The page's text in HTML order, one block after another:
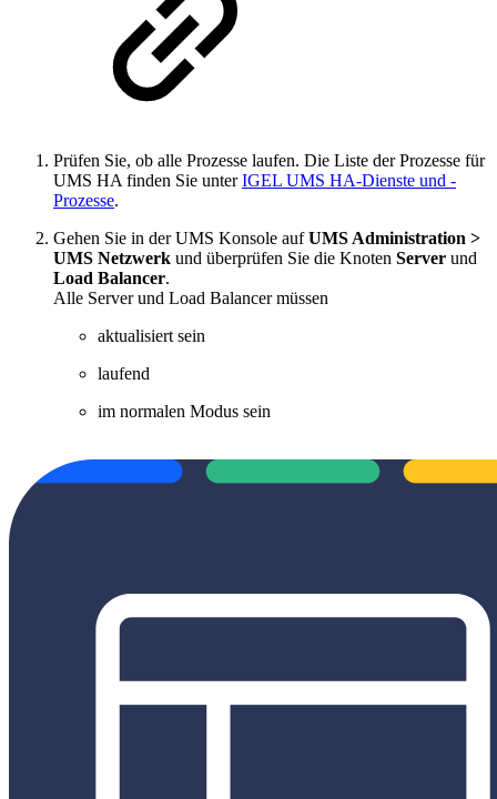
Prüfen Sie, ob alle Prozesse laufen. Die Liste der Prozesse für
UMS HA finden Sie unterIGEL UMS HA-Dienste und -
Prozesse.
Gehen Sie in der UMS Konsole aufUMS Administration >
UMS Netzwerk und überprüfen Sie die Knoten Server und
Load Balancer.
Alle Server und Load Balancer müssen
aktualisiert sein
laufend
im normalen Modus sein